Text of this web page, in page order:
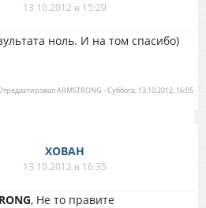
13.10.2012 в 15:29
ноль. И на том спасибо)
ARMSTRONG -Суббота, 13.10.2012, 16:05
XOBAH
13.10.2012 в 16:35
, Не то правите